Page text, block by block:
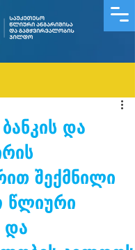
და
შექმნილი
წლიური
და